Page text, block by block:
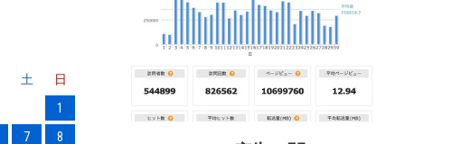
土
日
1
7
8